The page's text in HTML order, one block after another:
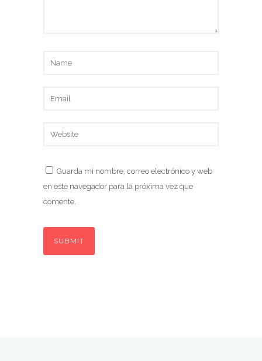
Guarda mi nombre, correo electrónico y web
en este navegador para la próxima vez que
comente.